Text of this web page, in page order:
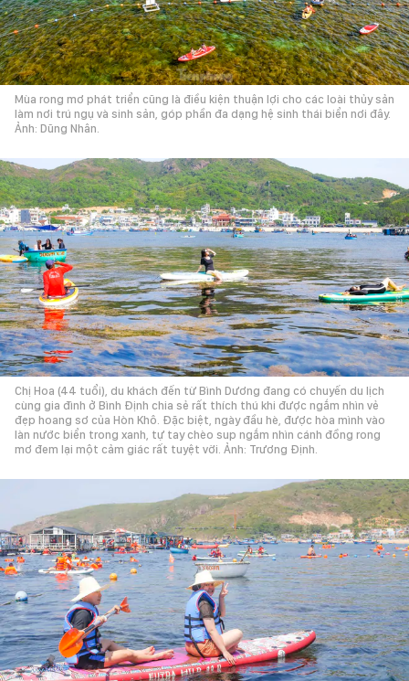
Mùa rong mơ phát triển cũng là điều kiện thuận lợi cho các loài thủy sản
làm nơi trú ngụ và sinh sản, góp phần đa dạng hệ sinh thái biển nơi đây.
Ảnh: Dũng Nhân.
Chị Hoa (44 tuổi), du khách đến từ Bình Dương đang có chuyến du lịch
cùng gia đình ở Bình Định chia sẻ rất thích thú khi được ngắm nhìn vẻ
đẹp hoang sơ của Hòn Khô. Đặc biệt, ngày đầu hè, được hòa mình vào
làn nước biển trong xanh, tự tay chèo sup ngắm nhìn cánh đồng rong
mơ đem lại một cảm giác rất tuyệt vời. Ảnh: Trương Định.